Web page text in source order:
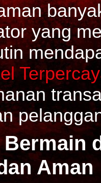
yang
Aman